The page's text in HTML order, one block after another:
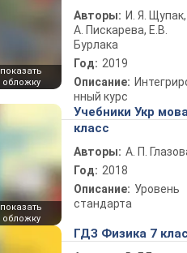
показать
обложку
Авторы: И. Я. Щупак,
А. Пискарева, Е.В.
Бурлака
Год: 2019
Описание:
нный курс
показать
обложку
Учебники Укр
класс
Авторы: А. П.
Год: 2018
Описание: Уровень
стандарта
ГДЗ Физика 7